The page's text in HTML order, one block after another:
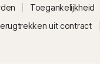
Toegankelijkheid
uit contract